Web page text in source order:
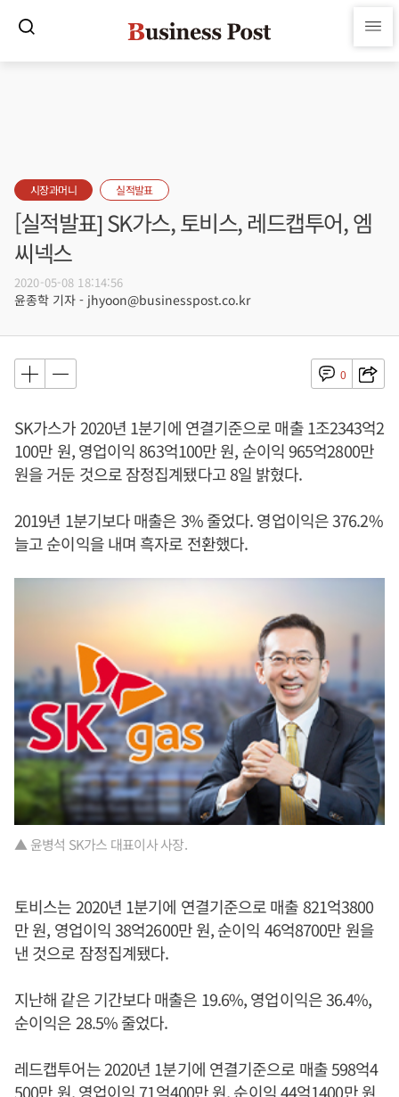
시장과머니 실적발표
[실적발표] SK가스, 토비스, 레드캡투어, 엠
씨넥스
2020-05-08 18:14:56
윤종학 기자 - jhyoon@businesspost.co.kr
0
SK가스가 2020년 1분기에 연결기준으로 매출 1조2343억2
100만 원, 영업이익 863억100만 원, 순이익 965억2800만
원을 거둔 것으로 잠정집계됐다고 8일 밝혔다.
2019년 1분기보다 매출은 3% 줄었다. 영업이익은 376.2%
늘고 순이익을 내며 흑자로 전환했다.
▲ 윤병석 SK가스 대표이사 사장.
토비스는 2020년 1분기에 연결기준으로 매출 821억3800
만 원, 영업이익 38억2600만 원, 순이익 46억8700만 원을
낸 것으로 잠정집계됐다.
지난해 같은 기간보다 매출은 19.6%, 영업이익은 36.4%,
순이익은 28.5% 줄었다.
레드캡투어는 2020년 1분기에 연결기준으로 매출 598억4
500만 원, 영업이익 71억400만 원, 순이익 44억1400만 원